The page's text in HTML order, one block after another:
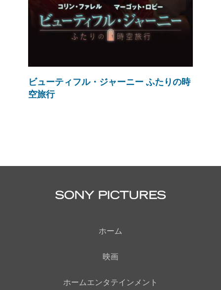
ビューティフル・ジャーニー ふたりの時
空旅行
ホーム
映画
ホームエンタテインメント